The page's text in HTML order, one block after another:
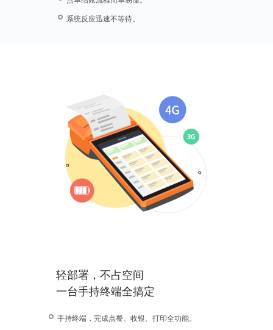
系统反应迅速不等待。
轻部署，不占空间
一台手持终端全搞定
手持终端，完成点餐、收银、打印全功能。